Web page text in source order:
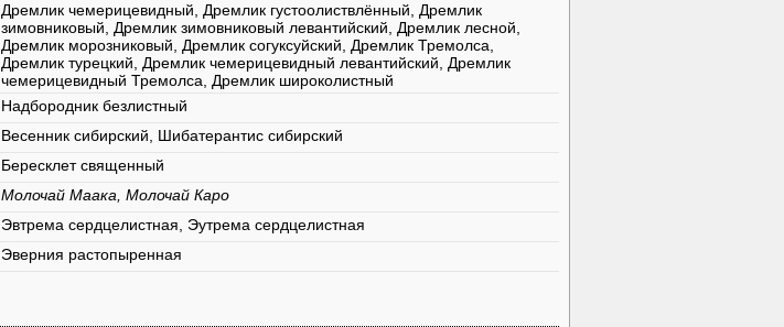
Дремлик чемерицевидный, Дремлик густоолиствлённый, Дремлик
зимовниковый, Дремлик зимовниковый левантийский, Дремлик лесной,
Дремлик морозниковый, Дремлик согуксуйский, Дремлик Тремолса,
Дремлик турецкий, Дремлик чемерицевидный левантийский, Дремлик
чемерицевидный Тремолса, Дремлик широколистный
Надбородник безлистный
Весенник сибирский, Шибатерантис сибирский
Бересклет священный
Молочай Маака, Молочай Каро
Эвтрема сердцелистная, Эутрема сердцелистная
Эверния растопыренная